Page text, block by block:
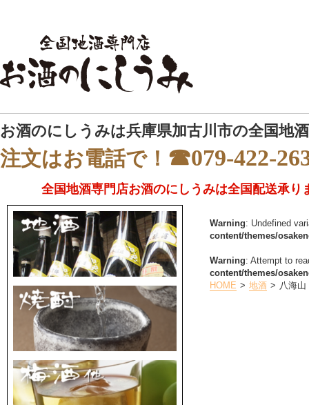
お酒のにしうみは兵庫県加古川市の全国地
注文はお電話で！ ☎079-422-
全国地酒専門店お酒のにしうみは全国配送承り
Warning: Undefined
content/themes/
Warning: Attempt to
content/themes/
HOME
地酒 八海山